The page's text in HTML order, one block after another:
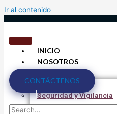
Ir al contenido
INICIO
NOSOTROS
Seguridad y Vigilancia
CONTÁCTENOS